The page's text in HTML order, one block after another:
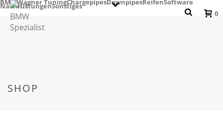
BMWWagner TuningChargepipesDownpipesReifenSoftware
NachrüstungenSonstiges
0
SHOP